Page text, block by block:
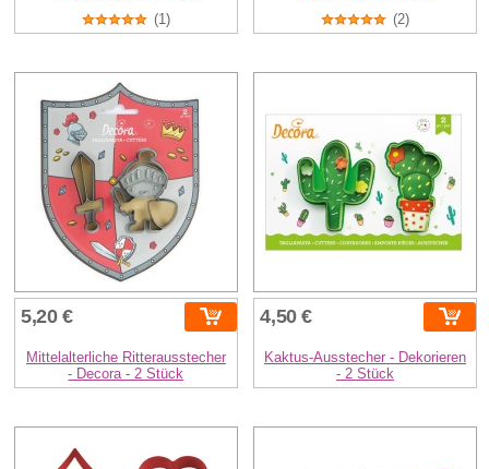
(1)
(2)
5,20 €
Mittelalterliche Ritterausstecher
- Decora - 2 Stück
4,50 €
Kaktus-Ausstecher - Dekorieren
- 2 Stück